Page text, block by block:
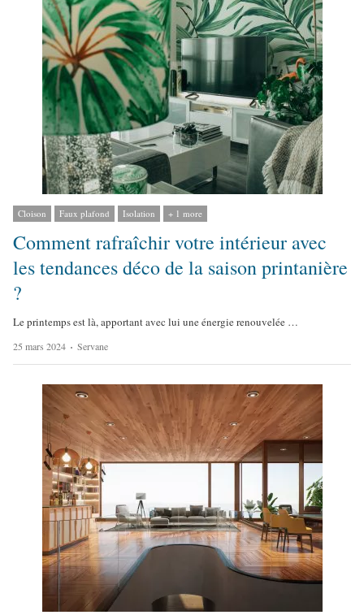
r
Cloison Faux plafond Isolation + 1 more
Comment rafraîchir votre intérieur avec
les tendances déco de la saison printanière
?
Le printemps est là, apportant avec lui une énergie renouvelée …
25 mars 2024
A
u
h
o
Servane